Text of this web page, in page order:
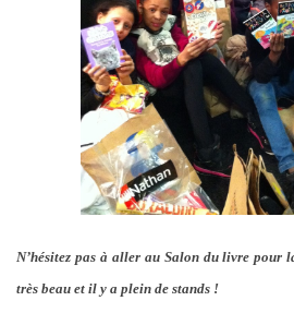
N’hésitez pas à aller au Salon du livre pour
très beau et il y a plein de stands !